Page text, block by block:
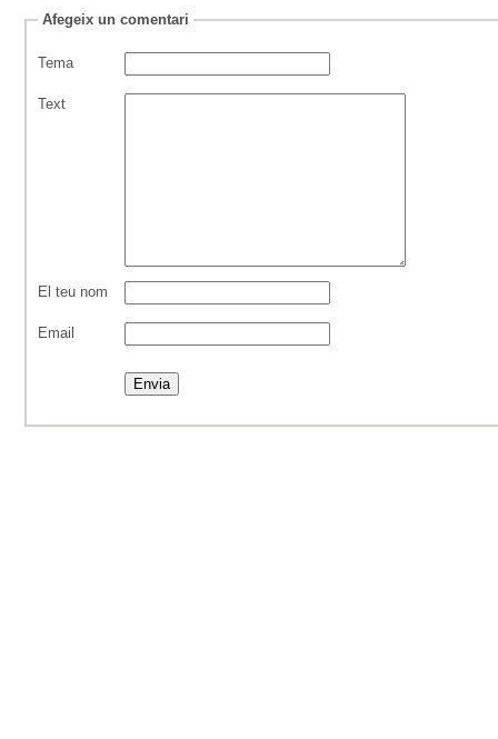
Afegeix un comentari
Tema
Text
El teu nom
Email